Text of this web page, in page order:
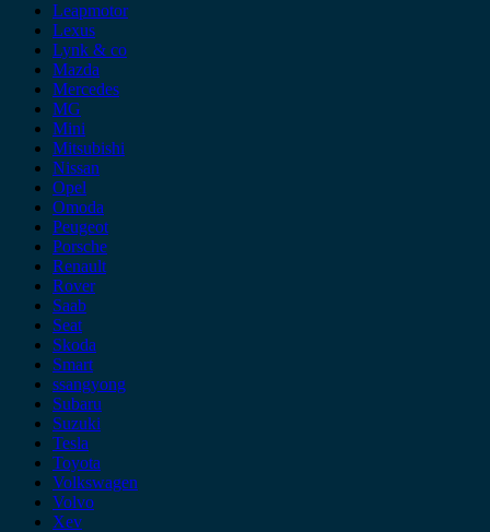
Leapmotor
Lexus
Lynk & co
Mazda
Mercedes
MG
Mini
Mitsubishi
Nissan
Opel
Omoda
Peugeot
Porsche
Renault
Rover
Saab
Seat
Skoda
Smart
ssangyong
Subaru
Suzuki
Tesla
Toyota
Volkswagen
Volvo
Xev